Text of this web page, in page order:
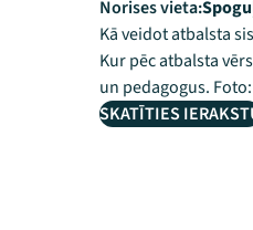
Norises vieta:
Kā veidot atbalsta
Kur pēc atbalsta
un pedagogus.
SKATĪTIES